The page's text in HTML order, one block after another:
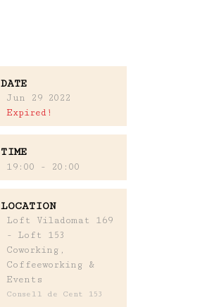
DATE
Jun 29 2022
Expired!
TIME
19:00 - 20:00
LOCATION
Loft Viladomat 169
- Loft 153
Coworking,
Coffeeworking &
Events
Consell de Cent 153